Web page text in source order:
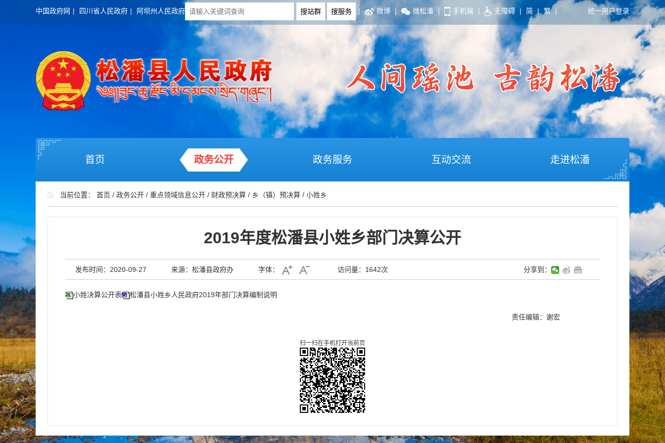
中国政府网 | 四川省人民政府 | 阿坝州人民政府 | 微博 | 微松潘 | 手机端 | 无障碍 | 简 | 繁 | 统一用户登录
首页 政务公开 政务服务 互动交流 走进松潘
当前位置： 首页 / 政务公开 / 重点领域信息公开 / 财政预决算 / 乡（镇）预决算 / 小姓乡
2019年度松潘县小姓乡部门决算公开
发布时间：2020-09-27 来源：松潘县政府办 字体： 访问量： 1642次 分享到：
小姓决算公开表 松潘县小姓乡人民政府2019年部门决算编制说明
责任编辑：谢宏
扫一扫在手机打开当前页